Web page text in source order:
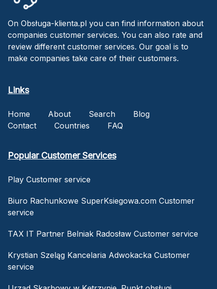
On Obsługa-klienta.pl you can find information about
companies customer services. You can also rate and
review different customer services. Our goal is to
make companies take care of their customers.
Links
Home About Search
Blog
Contact
Countries FAQ
Popular Customer Services
Play Customer service
Biuro Rachunkowe SuperKsiegowa.com Customer
service
TAX IT Partner Belniak Radosław Customer service
Krystian Szeląg Kancelaria Adwokacka Customer
service